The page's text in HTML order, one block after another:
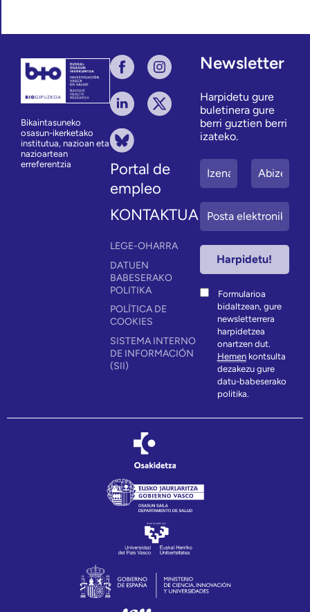
Bikaintasuneko
osasun-ikerketako
institutua, nazioan eta
nazioartean
erreferentzia
Portal de
empleo
KONTAKTUA
LEGE-OHARRA
DATUEN
BABESERAKO
POLITIKA
POLÍTICA DE
COOKIES
SISTEMA INTERNO
DE INFORMACIÓN
(SII)
Newsletter
Harpidetu gure
buletinera gure
berri guztien berri
izateko.
Formularioa
bidaltzean, gure
newsletterrera
harpidetzea
onartzen dut.
Hemenkontsulta
dezakezu gure
datu-babeserako
politika.